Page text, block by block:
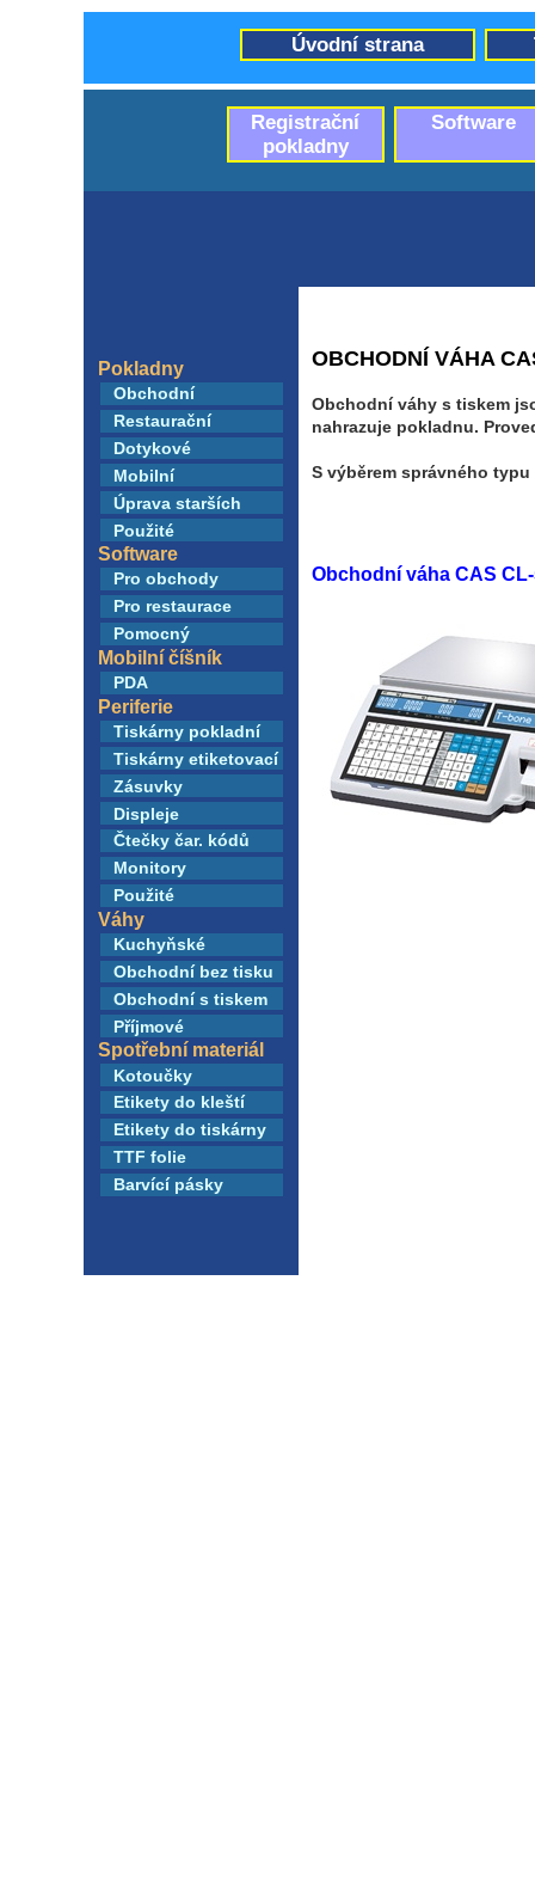
OBCHODNÍ VÁHA
Obchodní váhy s tiskem
nahrazuje pokladnu.
S výběrem správného
Obchodní váha CAS
Pokladny
Obchodní
Restaurační
Dotykové
Mobilní
Úprava starších
Použité
Software
Pro obchody
Pro restaurace
Pomocný
Mobilní číšník
PDA
Periferie
Tiskárny pokladní
Tiskárny etiketovací
Zásuvky
Displeje
Čtečky čar. kódů
Monitory
Použité
Váhy
Kuchyňské
Obchodní bez tisku
Obchodní s tiskem
Příjmové
Spotřební materiál
Kotoučky
Etikety do kleští
Etikety do tiskárny
TTF folie
Barvící pásky
Úvodní strana
Software
Registrační
pokladny